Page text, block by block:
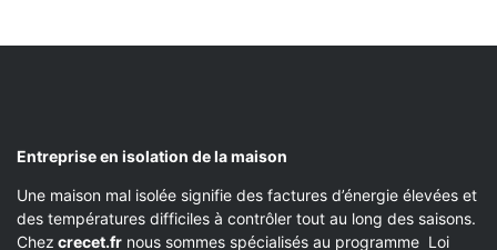
Entreprise en isolation de la maison
Une maison mal isolée signifie des factures d’énergie élevées et
des températures difficiles à contrôler tout au long des saisons.
Chez crecet.fr nous sommes spécialisés au programme Loi